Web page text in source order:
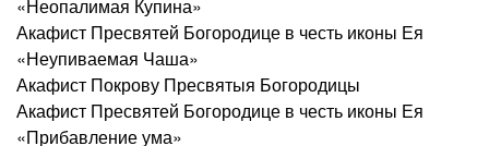
«Неопалимая Купина»
Акафист Пресвятей Богородице в честь иконы Ея
«Неупиваемая Чаша»
Акафист Покрову Пресвятыя Богородицы
Акафист Пресвятей Богородице в честь иконы Ея
«Прибавление ума»